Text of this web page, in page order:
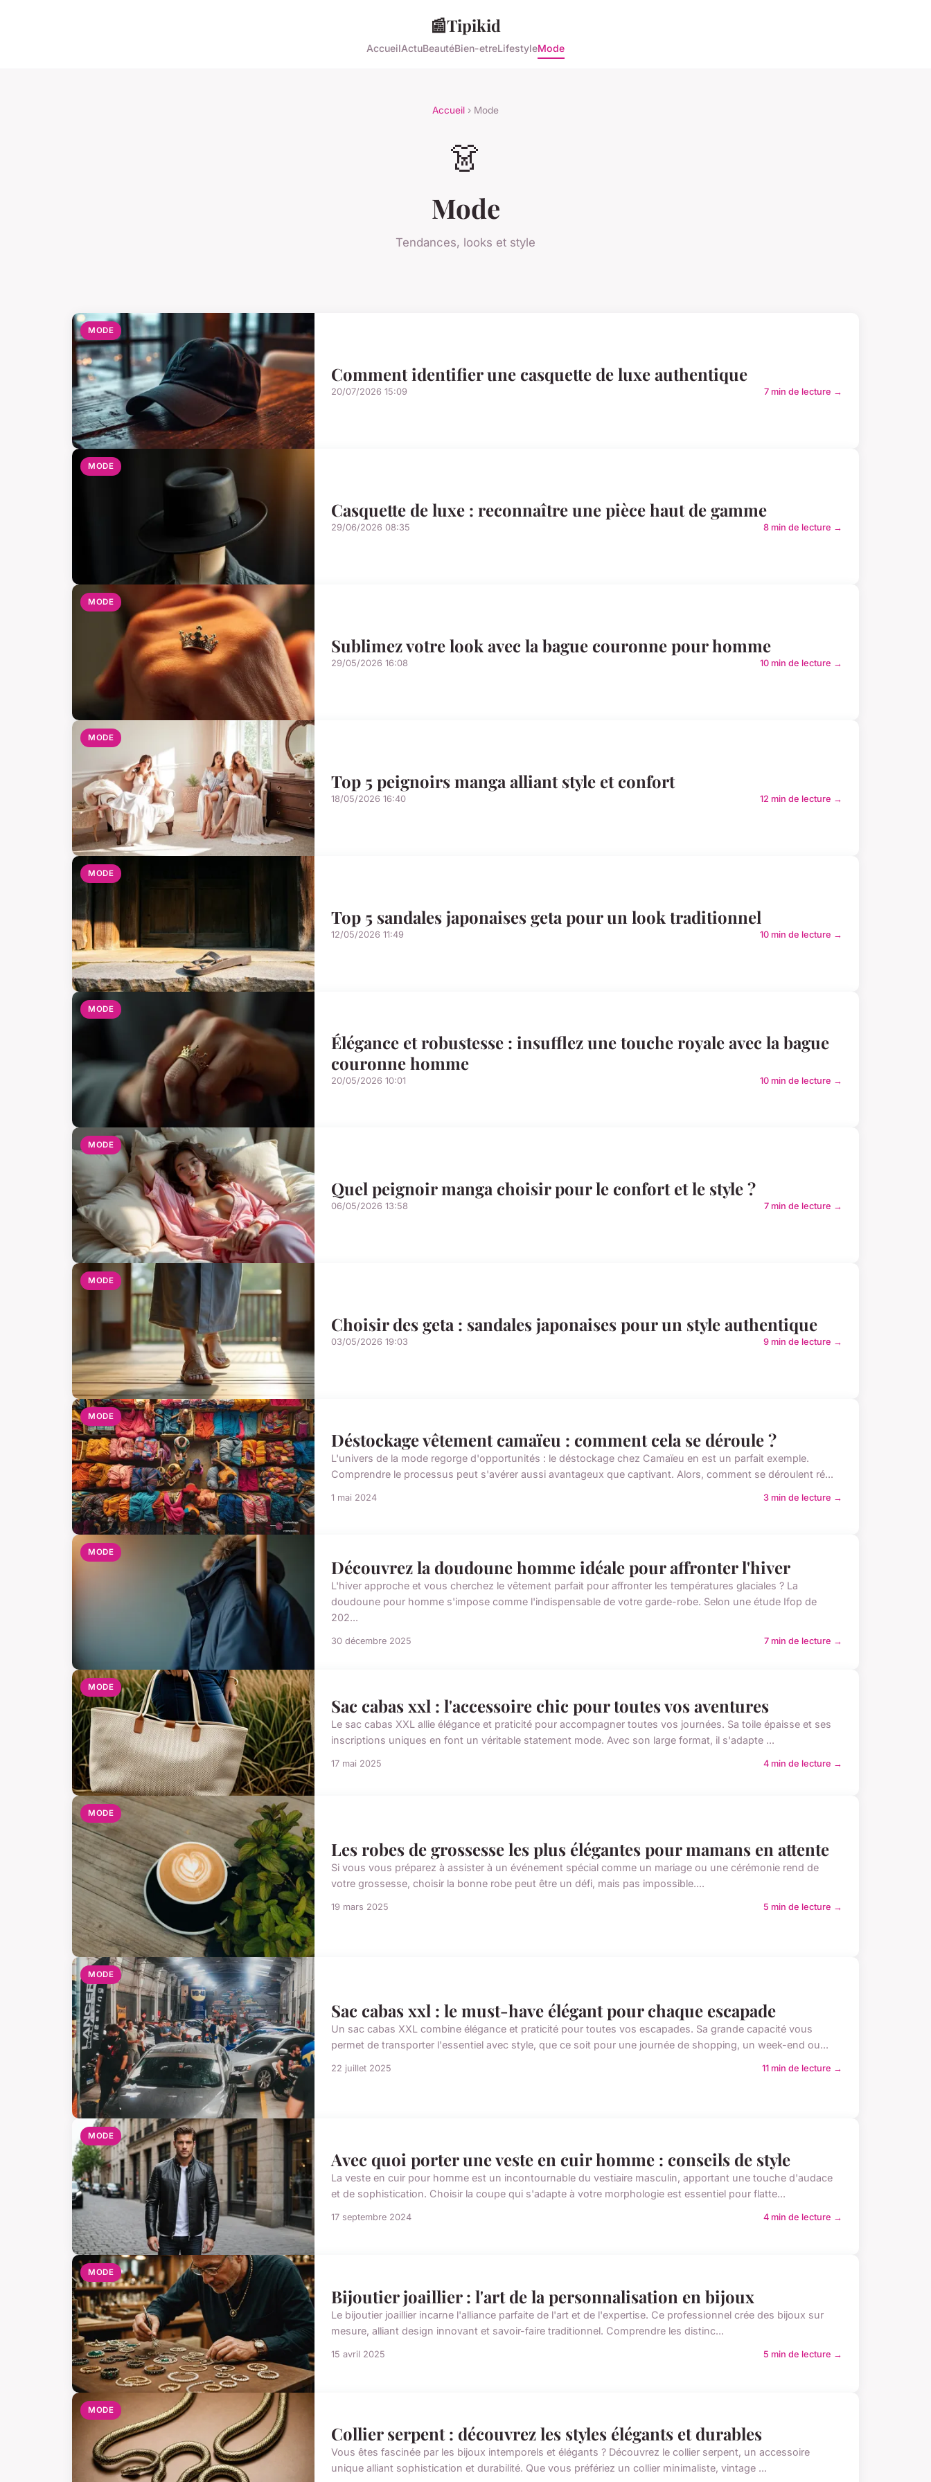
📰Tipikid
AccueilActuBeautéBien-etreLifestyleMode
Accueil › Mode
👗
Mode
Tendances, looks et style
MODE
Comment identifier une casquette de luxe authentique
20/07/2026 15:09 7 min de lecture →
MODE
Casquette de luxe : reconnaître une pièce haut de gamme
29/06/2026 08:35 8 min de lecture →
MODE
Sublimez votre look avec la bague couronne pour homme
29/05/2026 16:08 10 min de lecture →
MODE
Top 5 peignoirs manga alliant style et confort
18/05/2026 16:40 12 min de lecture →
MODE
Top 5 sandales japonaises geta pour un look traditionnel
12/05/2026 11:49 10 min de lecture →
MODE
Élégance et robustesse : insufflez une touche royale avec la bague
couronne homme
20/05/2026 10:01 10 min de lecture →
MODE
Quel peignoir manga choisir pour le confort et le style ?
06/05/2026 13:58 7 min de lecture →
MODE
Choisir des geta : sandales japonaises pour un style authentique
03/05/2026 19:03 9 min de lecture →
MODE
Déstockage vêtement camaïeu : comment cela se déroule ?
L'univers de la mode regorge d'opportunités : le déstockage chez Camaïeu en est un parfait exemple.
Comprendre le processus peut s'avérer aussi avantageux que captivant. Alors, comment se déroulent ré...
1 mai 2024 3 min de lecture →
MODE
Découvrez la doudoune homme idéale pour affronter l'hiver
L'hiver approche et vous cherchez le vêtement parfait pour affronter les températures glaciales ? La
doudoune pour homme s'impose comme l'indispensable de votre garde-robe. Selon une étude Ifop de
202...
30 décembre 2025 7 min de lecture →
MODE
Sac cabas xxl : l'accessoire chic pour toutes vos aventures
Le sac cabas XXL allie élégance et praticité pour accompagner toutes vos journées. Sa toile épaisse et ses
inscriptions uniques en font un véritable statement mode. Avec son large format, il s'adapte ...
17 mai 2025 4 min de lecture →
MODE
Les robes de grossesse les plus élégantes pour mamans en attente
Si vous vous préparez à assister à un événement spécial comme un mariage ou une cérémonie rend de
votre grossesse, choisir la bonne robe peut être un défi, mais pas impossible....
19 mars 2025 5 min de lecture →
MODE
Sac cabas xxl : le must-have élégant pour chaque escapade
Un sac cabas XXL combine élégance et praticité pour toutes vos escapades. Sa grande capacité vous
permet de transporter l'essentiel avec style, que ce soit pour une journée de shopping, un week-end ou...
22 juillet 2025 11 min de lecture →
MODE
Avec quoi porter une veste en cuir homme : conseils de style
La veste en cuir pour homme est un incontournable du vestiaire masculin, apportant une touche d'audace
et de sophistication. Choisir la coupe qui s'adapte à votre morphologie est essentiel pour flatte...
17 septembre 2024 4 min de lecture →
MODE
Bijoutier joaillier : l'art de la personnalisation en bijoux
Le bijoutier joaillier incarne l'alliance parfaite de l'art et de l'expertise. Ce professionnel crée des bijoux sur
mesure, alliant design innovant et savoir-faire traditionnel. Comprendre les distinc...
15 avril 2025 5 min de lecture →
MODE
Collier serpent : découvrez les styles élégants et durables
Vous êtes fascinée par les bijoux intemporels et élégants ? Découvrez le collier serpent, un accessoire
unique alliant sophistication et durabilité. Que vous préfériez un collier minimaliste, vintage ...